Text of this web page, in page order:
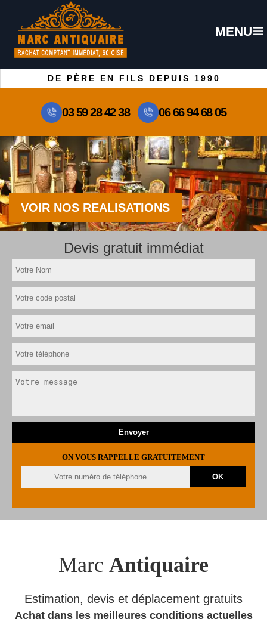
MENU
DE PÈRE EN FILS DEPUIS 1990
03 59 28 42 38 06 66 94 68 05
VOIR NOS REALISATIONS
Devis gratuit immédiat
ON VOUS RAPPELLE GRATUITEMENT
Marc Antiquaire
Estimation, devis et déplacement gratuits
Achat dans les meilleures conditions actuelles